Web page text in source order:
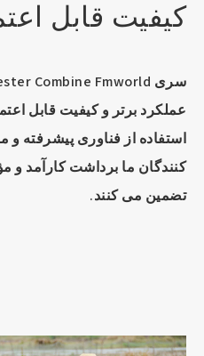
کیفیت قابل
عملکرد برتر و کیفیت قابل
استفاده از فناوری پیشرفته
کنندگان ما برداشت کارآمد و
تضمین می کنند.